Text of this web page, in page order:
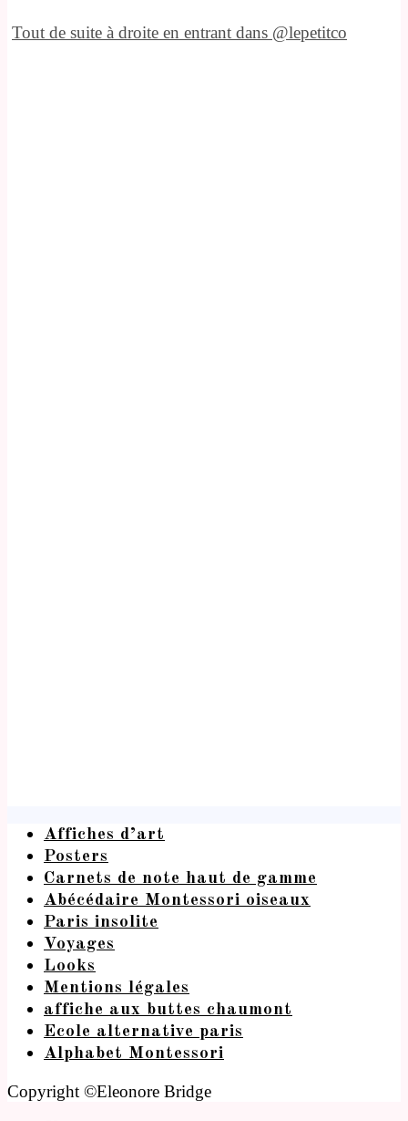
Tout de suite à droite en entrant dans @lepetitco
Affiches d’art
Posters
Carnets de note haut de gamme
Abécédaire Montessori oiseaux
Paris insolite
Voyages
Looks
Mentions légales
affiche aux buttes chaumont
Ecole alternative paris
Alphabet Montessori
Copyright ©Eleonore Bridge